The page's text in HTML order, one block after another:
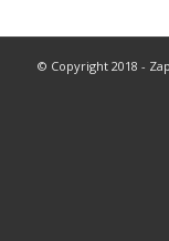
© Copyright 2018 -